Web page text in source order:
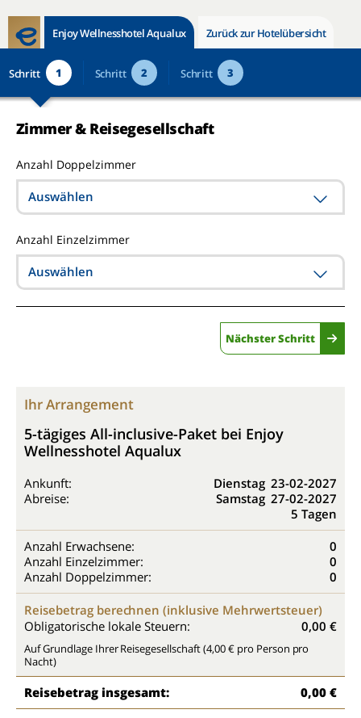
Enjoy Wellnesshotel Aqualux Zurück zur Hotelübersicht
Schritt 1 Schritt 2 Schritt 3
Zimmer & Reisegesellschaft
Anzahl Doppelzimmer
Auswählen
Anzahl Einzelzimmer
Auswählen
Nächster Schritt
Ihr Arrangement
5-tägiges All-inclusive-Paket bei Enjoy
Wellnesshotel Aqualux
Ankunft: Dienstag 23-02-2027
Abreise:
Samstag 27-02-2027
5 Tagen
Anzahl Erwachsene:
0
Anzahl Einzelzimmer:
0
Anzahl Doppelzimmer:
0
Reisebetrag berechnen (inklusive Mehrwertsteuer)
Obligatorische lokale Steuern:
0,00 €
Auf Grundlage Ihrer Reisegesellschaft (4,00 € pro Person pro
Nacht)
Reisebetrag insgesamt: 0,00 €